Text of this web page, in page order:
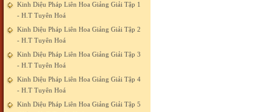
Kinh Diệu Pháp Liên Hoa Giảng Giải Tập 1
- H.T Tuyên Hoá
Kinh Diệu Pháp Liên Hoa Giảng Giải Tập 2
- H.T Tuyên Hoá
Kinh Diệu Pháp Liên Hoa Giảng Giải Tập 3
- H.T Tuyên Hoá
Kinh Diệu Pháp Liên Hoa Giảng Giải Tập 4
- H.T Tuyên Hoá
Kinh Diệu Pháp Liên Hoa Giảng Giải Tập 5